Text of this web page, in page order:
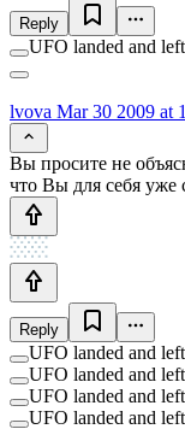
Reply
UFO landed and
lvova Mar 30 2009 at
Вы просите не
что Вы для себя уже
Reply
UFO landed and
UFO landed and
UFO landed and
UFO landed and